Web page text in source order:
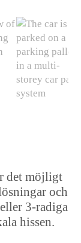
det möjligt
och
3-radiga
hissen.